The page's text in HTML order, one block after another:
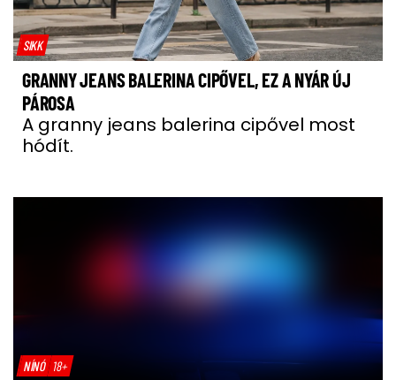
SIKK
GRANNY JEANS BALERINA CIPŐVEL, EZ A NYÁR ÚJ
PÁROSA
A granny jeans balerina cipővel most
hódít.
NÍNÓ 18+